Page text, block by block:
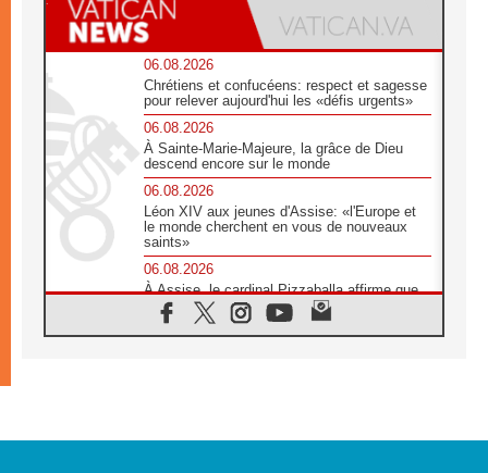
06.08.2026
Chrétiens et confucéens: respect et sagesse
pour relever aujourd'hui les «défis urgents»
06.08.2026
À Sainte-Marie-Majeure, la grâce de Dieu
descend encore sur le monde
06.08.2026
Léon XIV aux jeunes d'Assise: «l'Europe et
le monde cherchent en vous de nouveaux
saints»
06.08.2026
À Assise, le cardinal Pizzaballa affirme que
«les chrétiens veulent la paix»
06.08.2026